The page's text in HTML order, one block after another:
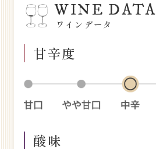
WINE DATA
ワインデータ
甘辛度
酸味